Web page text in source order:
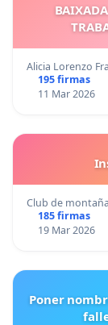
Alicia Lorenzo
195 firmas
11 Mar 2026
Club de
185 firmas
19 Mar 2026
Poner